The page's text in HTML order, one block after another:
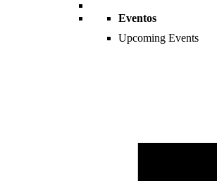
Eventos
Upcoming Events